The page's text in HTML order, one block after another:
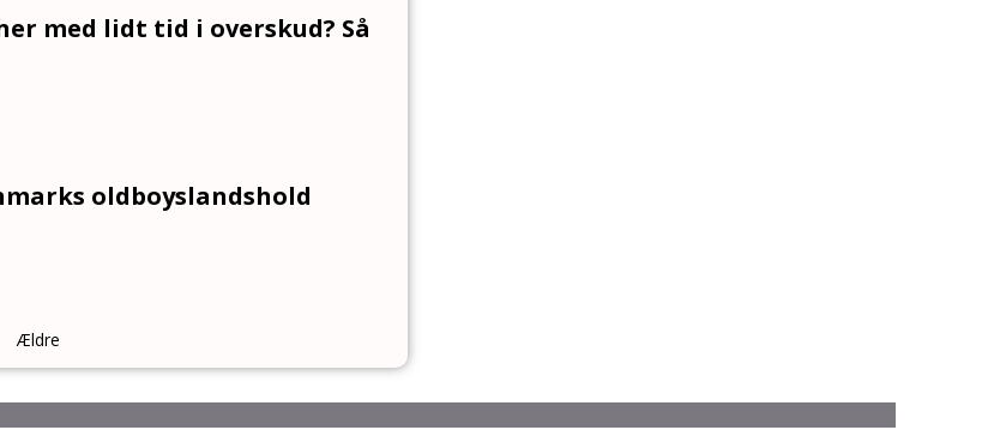
med lidt tid i overskud? Så
oldboyslandshold
Ældre